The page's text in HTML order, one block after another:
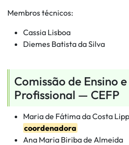
Membros técnicos:
Cassia Lisboa
Diemes Batista da Silva
Comissão de Ensino
Profissional — CEFP
Maria de Fátima da Costa
coordenadora
Ana Maria Biriba de Almeida